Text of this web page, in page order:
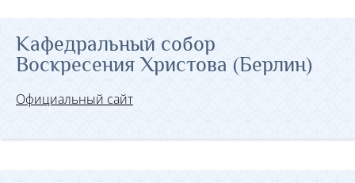
Кафедральный собор
Воскресения Христова (Берлин)
Официальный сайт